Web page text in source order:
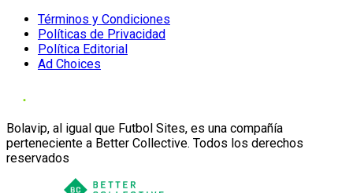
Términos y Condiciones
Políticas de Privacidad
Política Editorial
Ad Choices
Bolavip, al igual que Futbol Sites, es una compañía
perteneciente a Better Collective. Todos los derechos
reservados